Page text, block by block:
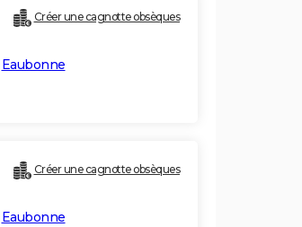
Créer une cagnotte obsèques
Eaubonne
Créer une cagnotte obsèques
Eaubonne